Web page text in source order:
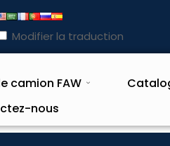
Modifier la traduction
camion FAW
nous